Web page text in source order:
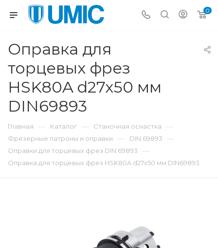
0
Оправка для
торцевых фрез
HSK80A d27x50 мм
DIN69893
Главная — Каталог — Станочная оснастка —
Фрезерные патроны и оправки — DIN 69893 —
Оправки для торцевых фрез DIN 69893 —
Оправка для торцевых фрез HSK80A d27x50 мм DIN69893